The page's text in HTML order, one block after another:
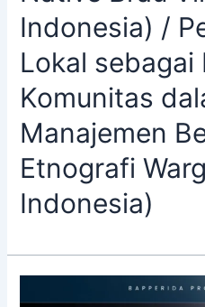
Indonesia) /
Lokal sebagai
Komunitas
Manajemen
Etnografi
Indonesia)